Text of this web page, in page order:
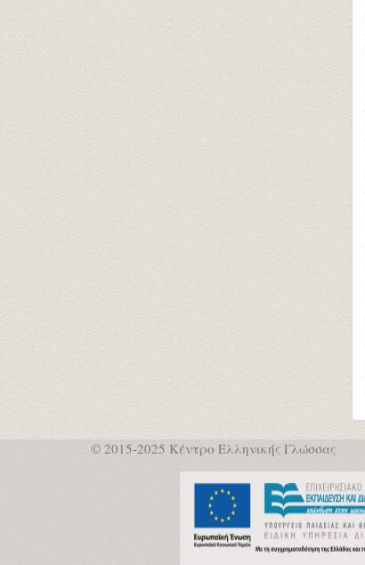
© 2015-2025 Κέντρο Ελληνικής Γλώσσας